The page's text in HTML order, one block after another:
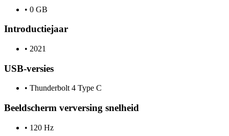
• 0 GB
Introductiejaar
• 2021
USB-versies
• Thunderbolt 4 Type C
Beeldscherm verversing snelheid
• 120 Hz